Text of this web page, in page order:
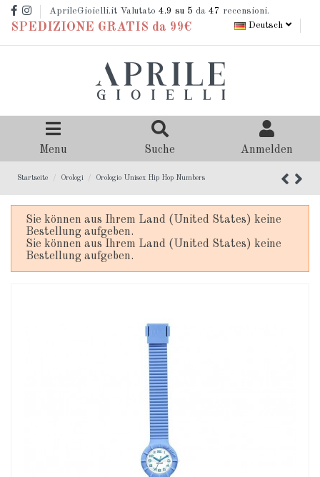
AprileGioielli.it Valutato 4.9 su 5 da 47 recensioni.
SPEDIZIONE GRATIS da 99€ Deutsch
Menu Suche Anmelden
Startseite Orologi Orologio Unisex Hip Hop Numbers
Sie können aus Ihrem Land (United States) keine
Bestellung aufgeben.
Sie können aus Ihrem Land (United States) keine
Bestellung aufgeben.